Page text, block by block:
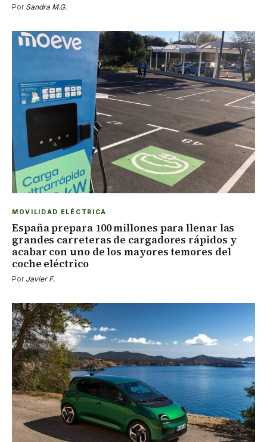
Por Sandra M.G.
MOVILIDAD ELÉCTRICA
España prepara 100 millones para llenar las
grandes carreteras de cargadores rápidos y
acabar con uno de los mayores temores del
coche eléctrico
Por Javier F.